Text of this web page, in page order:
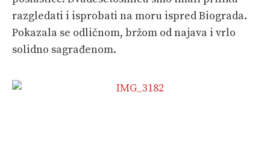
razgledati i isprobati na moru ispred Biograda.
Pokazala se odličnom, bržom od najava i vrlo
solidno sagrađenom.